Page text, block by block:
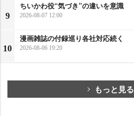
9
ちいかわ役“気づき”の違いを意識
2026-08-07 12:00
10
漫画雑誌の付録巡り各社対応続く
2026-08-06 19:20
もっと見る